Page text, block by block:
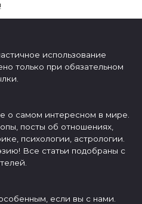
использование
только при обязательном
о самом интересном в мире.
посты об отношениях,
психологии, астрологии.
Все статьи подобраны с
если вы с нами.